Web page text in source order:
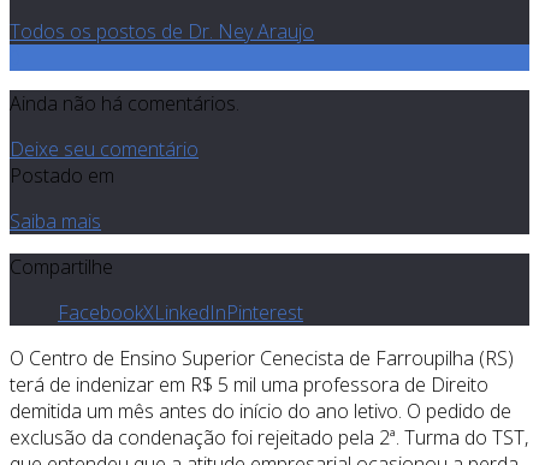
Todos os postos de Dr. Ney Araujo
Ainda não há comentários.
Deixe seu comentário
Postado em
Saiba mais
Compartilhe
FacebookXLinkedInPinterest
O Centro de Ensino Superior Cenecista de Farroupilha (RS)
terá de indenizar em R$ 5 mil uma professora de Direito
demitida um mês antes do início do ano letivo. O pedido de
exclusão da condenação foi rejeitado pela 2ª. Turma do TST,